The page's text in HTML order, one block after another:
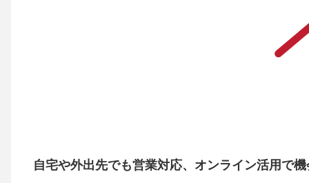
⾃宅や外出先でも営業対応、オンライン活⽤で